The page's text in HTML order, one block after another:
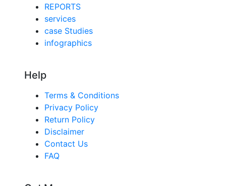
REPORTS
services
case Studies
infographics
Help
Terms & Conditions
Privacy Policy
Return Policy
Disclaimer
Contact Us
FAQ